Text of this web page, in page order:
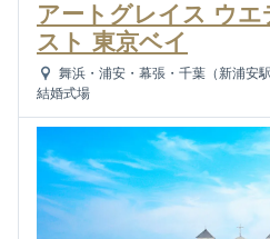
アートグレイス ウエ
スト 東京ベイ
舞浜・浦安・幕張・千葉（新浦安
結婚式場